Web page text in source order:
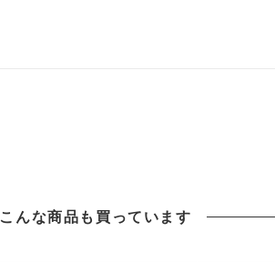
こんな商品も買っています